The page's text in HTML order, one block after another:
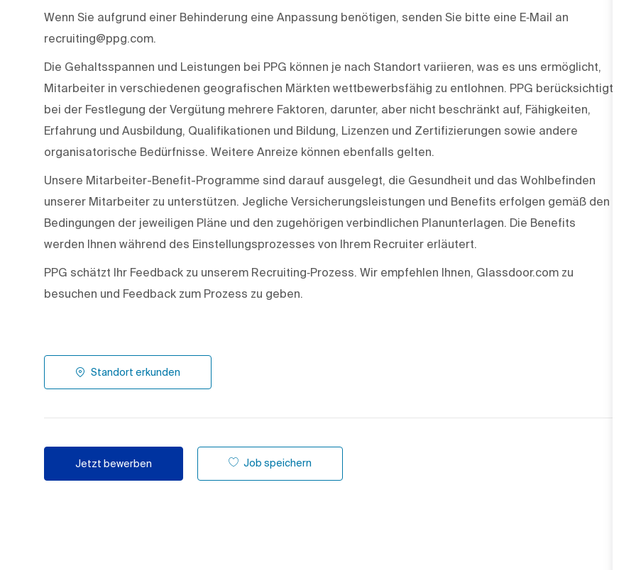
Wenn Sie aufgrund einer Behinderung eine Anpassung benötigen, senden Sie bitte eine E‑Mail an
recruiting@ppg.com.
Die Gehaltsspannen und Leistungen bei PPG können je nach Standort variieren, was es uns ermöglicht,
Mitarbeiter in verschiedenen geografischen Märkten wettbewerbsfähig zu entlohnen. PPG berücksichtigt
bei der Festlegung der Vergütung mehrere Faktoren, darunter, aber nicht beschränkt auf, Fähigkeiten,
Erfahrung und Ausbildung, Qualifikationen und Bildung, Lizenzen und Zertifizierungen sowie andere
organisatorische Bedürfnisse. Weitere Anreize können ebenfalls gelten.
Unsere Mitarbeiter-Benefit-Programme sind darauf ausgelegt, die Gesundheit und das Wohlbefinden
unserer Mitarbeiter zu unterstützen. Jegliche Versicherungsleistungen und Benefits erfolgen gemäß den
Bedingungen der jeweiligen Pläne und den zugehörigen verbindlichen Planunterlagen. Die Benefits
werden Ihnen während des Einstellungsprozesses von Ihrem Recruiter erläutert.
PPG schätzt Ihr Feedback zu unserem Recruiting‑Prozess. Wir empfehlen Ihnen, Glassdoor.com zu
besuchen und Feedback zum Prozess zu geben.
Standort erkunden
Jetzt bewerben Job speichern